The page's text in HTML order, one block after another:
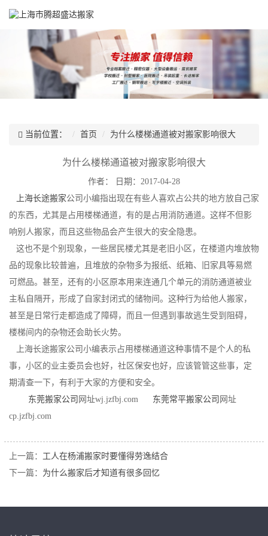
当前位置： 首页 为什么楼梯通道被对搬家影响很大
为什么楼梯通道被对搬家影响很大
作者：
日期：2017-04-28
上海长途搬家公司小编指出现在有些人喜欢占公共的地方放自己家
的东西，尤其是占用楼梯通道，有的是占用消防通道。这样不但影
响别人搬家，而且这些物品会产生很大的安全隐患。
这也不是个别现象，一些居民楼尤其是老旧小区，在楼道内堆放物
品的现象比较普遍，且堆放的杂物多为报纸、纸箱、旧家具等易燃
可燃品。甚至，还有的小区原本用来连通几个单元的消防通道被业
主私自隔开，形成了自家封闭式的储物间。这种行为给他人搬家，
甚至是日常行走都造成了障碍，而且一但遇到事故逃生受到阻碍，
楼梯间内的杂物还会助长火势。
上海长途搬家公司小编表示占用楼梯通道这种事情不是个人的私
事，小区的业主委员会也好，社区保安也好，应该管管这些事，定
期清查一下，有利于大家的方便和安全。
东莞搬家公司 网址wj.jzfbj.com 东莞常平搬家公司 网址
cp.jzfbj.com
上一篇： 工人在杨浦搬家时要懂得劳逸结合
下一篇： 为什么搬家后才知道有很多回忆